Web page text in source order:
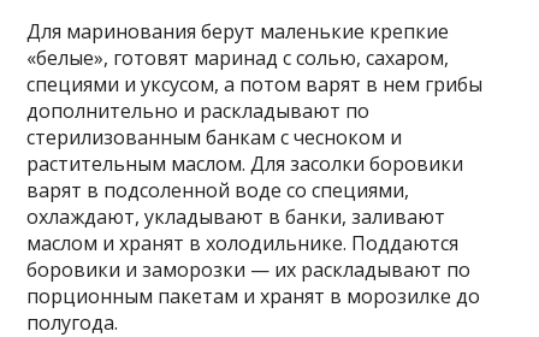
Для маринования берут маленькие крепкие
«белые», готовят маринад с солью, сахаром,
специями и уксусом, а потом варят в нем грибы
дополнительно и раскладывают по
стерилизованным банкам с чесноком и
растительным маслом. Для засолки боровики
варят в подсоленной воде со специями,
охлаждают, укладывают в банки, заливают
маслом и хранят в холодильнике. Поддаются
боровики и заморозки — их раскладывают по
порционным пакетам и хранят в морозилке до
полугода.